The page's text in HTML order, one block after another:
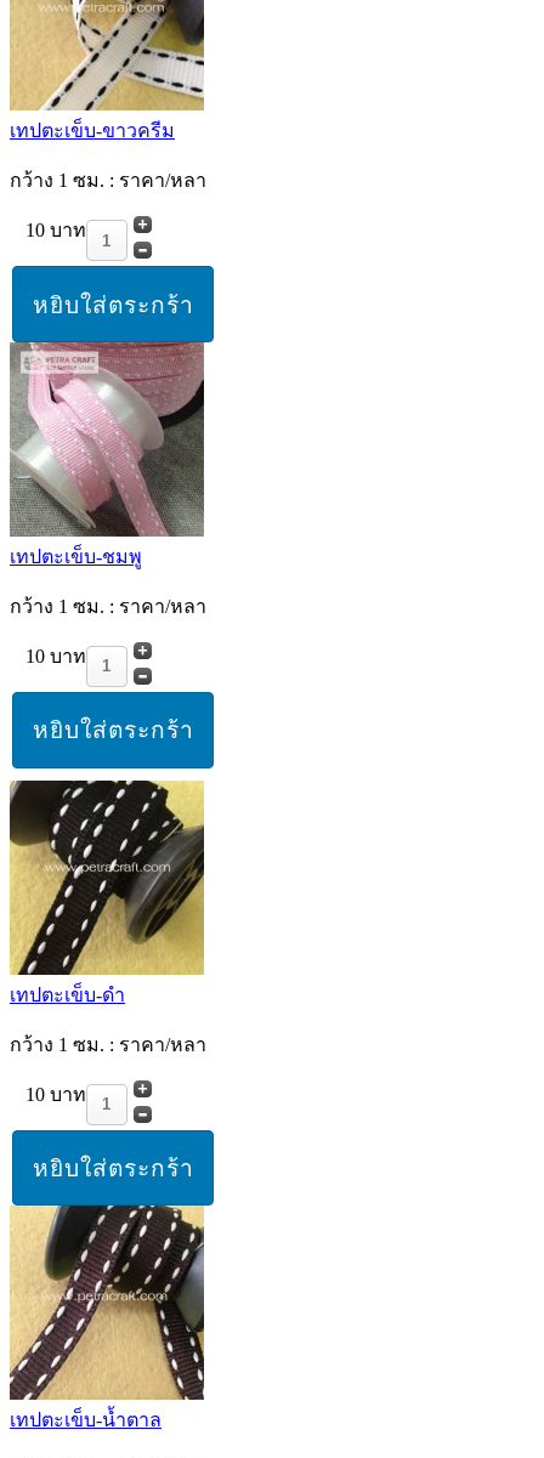
เทปตะเข็บ-ขาวครีม
กว้าง 1 ซม. : ราคา/หลา
10 บาท
เทปตะเข็บ-ชมพู
กว้าง 1 ซม. : ราคา/หลา
10 บาท
เทปตะเข็บ-ดำ
กว้าง 1 ซม. : ราคา/หลา
10 บาท
เทปตะเข็บ-น้ำตาล